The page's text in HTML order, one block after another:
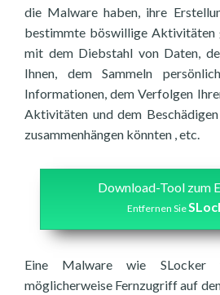
die Malware haben, ihre
bestimmte böswillige Aktivitäten
mit dem Diebstahl von Daten,
Ihnen, dem Sammeln
Informationen, dem Verfolgen
Aktivitäten und dem
zusammenhängen könnten , etc.
Download-Tool zum
Entfernen Sie
Eine Malware wie SLocker
möglicherweise Fernzugriff auf